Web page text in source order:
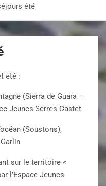
été
été :
(Sierra de Guara –
Jeunes Serres-Castet
(Soustons),
sur le territoire «
l’Espace Jeunes